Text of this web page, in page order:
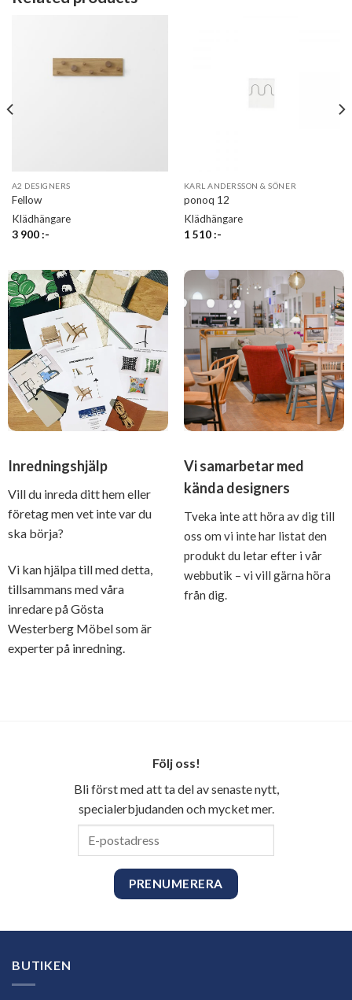
A2 DESIGNERS
Fellow
Klädhängare
3 900:-
KARL ANDERSSON & SÖNER
ponoq 12
Klädhängare
1 510:-
Inredningshjälp
Vill du inreda ditt hem eller
företag men vet inte var du
ska börja?
Vi kan hjälpa till med detta,
tillsammans med våra
inredare på Gösta
Westerberg Möbel som är
experter på inredning.
Vi samarbetar med
kända designers
Tveka inte att höra av dig till
oss om vi inte har listat den
produkt du letar efter i vår
webbutik – vi vill gärna höra
från dig.
Följ oss!
Bli först med att ta del av senaste nytt,
specialerbjudanden och mycket mer.
BUTIKEN